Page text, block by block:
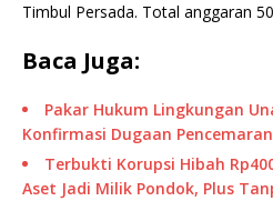
Timbul Persada. Total anggaran
Baca Juga:
Pakar Hukum Lingkungan
Konfirmasi Dugaan Pencemaran
Terbukti Korupsi Hibah
Aset Jadi Milik Pondok, Plus